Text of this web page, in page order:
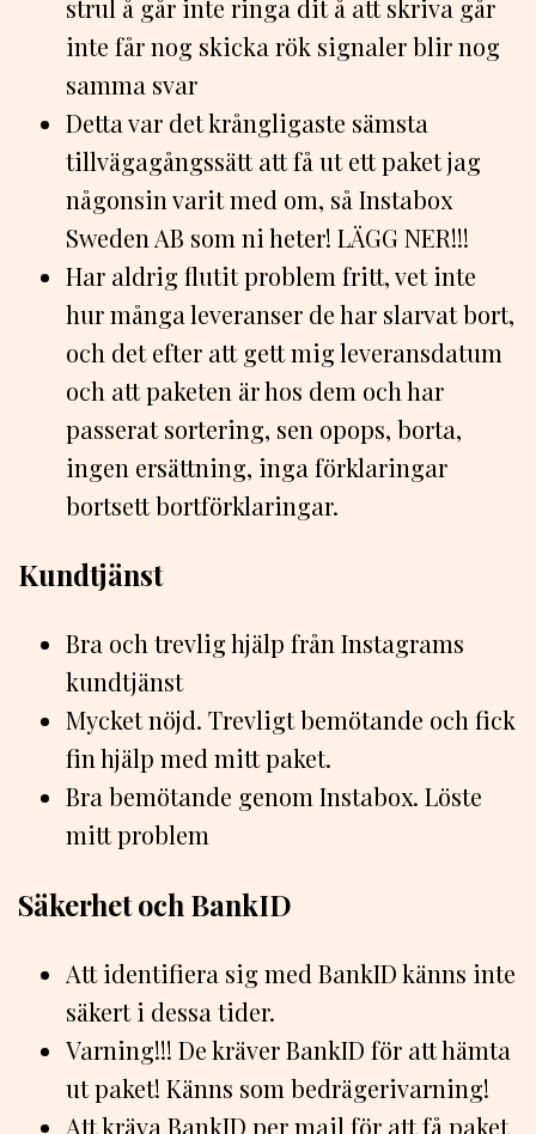
strul å går inte ringa dit å att skriva går
inte får nog skicka rök signaler blir nog
samma svar
Detta var det krångligaste sämsta
tillvägagångssätt att få ut ett paket jag
någonsin varit med om, så Instabox
Sweden AB som ni heter! LÄGG NER!!!
Har aldrig flutit problem fritt, vet inte
hur många leveranser de har slarvat bort,
och det efter att gett mig leveransdatum
och att paketen är hos dem och har
passerat sortering, sen opops, borta,
ingen ersättning, inga förklaringar
bortsett bortförklaringar.
Kundtjänst
Bra och trevlig hjälp från Instagrams
kundtjänst
Mycket nöjd. Trevligt bemötande och fick
fin hjälp med mitt paket.
Bra bemötande genom Instabox. Löste
mitt problem
Säkerhet och BankID
Att identifiera sig med BankID känns inte
säkert i dessa tider.
Varning!!! De kräver BankID för att hämta
ut paket! Känns som bedrägerivarning!
Att kräva BankID per mail för att få paket